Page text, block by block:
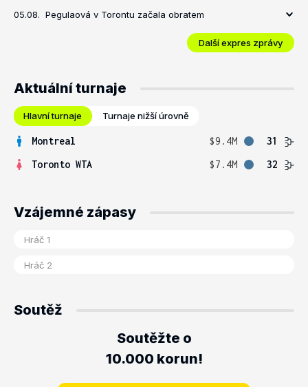
05.08. Pegulaová v Torontu začala obratem
Další expres zprávy
Aktuální turnaje
Hlavní turnaje Turnaje nižší úrovně
Montreal $9.4M
31
Toronto WTA
$7.4M 32
Vzájemné zápasy
Soutěž
Soutěžte o
10.000 korun!